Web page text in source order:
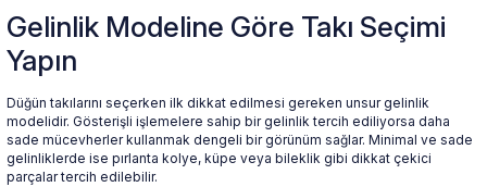
Gelinlik Modeline Göre Takı Seçimi
Yapın
Düğün takılarını seçerken ilk dikkat edilmesi gereken unsur gelinlik
modelidir. Gösterişli işlemelere sahip bir gelinlik tercih ediliyorsa daha
sade mücevherler kullanmak dengeli bir görünüm sağlar. Minimal ve sade
gelinliklerde ise pırlanta kolye, küpe veya bileklik gibi dikkat çekici
parçalar tercih edilebilir.
Yüzük
Yüzük
Yüzük
Gerdanlık
Kolye
Kolye
Küpe
Küpe
Bileklik